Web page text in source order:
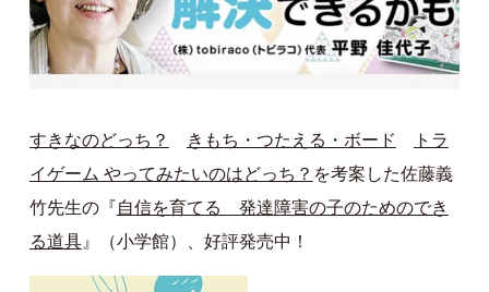
すきなのどっち？ きもち・つたえる・ボード
トラ
イゲーム やってみたいのはどっち？ を考案した佐藤義
竹先生の『自信を育てる 発達障害の子のためのでき
る道具』（小学館）、好評発売中！